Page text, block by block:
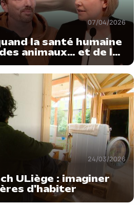
07/04/2026
la santé humaine
animaux… et de la
24/03/2026
ULiège : imaginer
d'habiter